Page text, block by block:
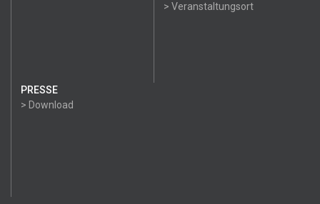
> Veranstaltungsort
PRESSE
> Download